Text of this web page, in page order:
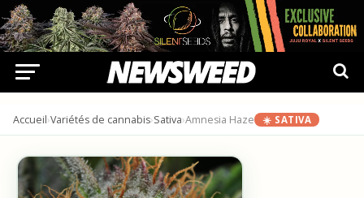
Accueil›Variétés de cannabis›Sativa›Amnesia Haze ☀️ SATIVA